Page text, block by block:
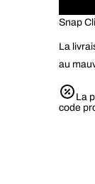
Snap
La
au
La
code